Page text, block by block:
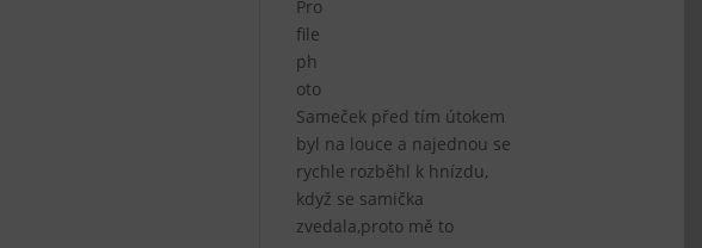
Sameček před tím útokem
byl na louce a najednou se
rychle rozběhl k hnízdu,
když se samička
zvedala,proto mě to